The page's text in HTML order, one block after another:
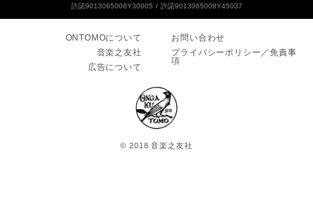
許諾9013065006Y30005
許諾9013065008Y45037
ONTOMOについて
音楽之友社
広告について
お問い合わせ
プライバシーポリシー／免責事
項
© 2018 音楽之友社